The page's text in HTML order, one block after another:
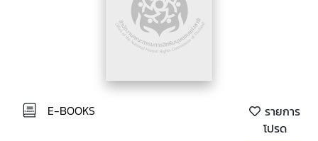
E-BOOKS
รายการ
โปรด